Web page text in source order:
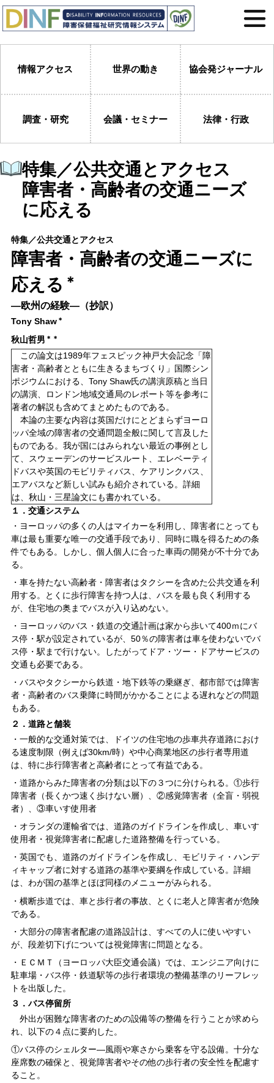
情報アクセス 世界の動き 協会発ジャーナル
調査・研究 会議・セミナー 法律・行政
特集／公共交通とアクセス
障害者・高齢者の交通ニーズ
に応える
特集／公共交通とアクセス
障害者・高齢者の交通ニーズに
応える ＊
―欧州の経験―（抄訳）
Tony Shaw＊
秋山哲男 ＊＊
この論文は1989年フェスピック神戸大会記念「障
害者・高齢者とともに生きるまちづくり」国際シン
ポジウムにおける、Tony Shaw氏の講演原稿と当日
の講演、ロンドン地域交通局のレポート等を参考に
著者の解説も含めてまとめたものである。
本論の主要な内容は英国だけにとどまらずヨーロ
ッパ全域の障害者の交通問題全般に関して言及した
ものである。我が国にはみられない最近の事例とし
て、スウェーデンのサービスルート、エレベーティ
ドバスや英国のモビリティバス、ケアリンクバス、
エアバスなど新しい試みも紹介されている。詳細
は、秋山・三星論文にも書かれている。
１．交通システム
・ヨーロッパの多くの人はマイカーを利用し、障害者にとっても
車は最も重要な唯一の交通手段であり、同時に職を得るための条
件でもある。しかし、個人個人に合った車両の開発が不十分であ
る。
・車を持たない高齢者・障害者はタクシーを含めた公共交通を利
用する。とくに歩行障害を持つ人は、バスを最も良く利用する
が、住宅地の奥までバスが入り込めない。
・ヨーロッパのバス・鉄道の交通計画は家から歩いて400ｍにバ
ス停・駅が設定されているが、50％の障害者は車を使わないでバ
ス停・駅まで行けない。したがってドア・ツー・ドアサービスの
交通も必要である。
・バスやタクシーから鉄道・地下鉄等の乗継ぎ、都市部では障害
者・高齢者のバス乗降に時間がかかることによる遅れなどの問題
もある。
２．道路と舗装
・一般的な交通対策では、ドイツの住宅地の歩車共存道路におけ
る速度制限（例えば30km/時）や中心商業地区の歩行者専用道
は、特に歩行障害者と高齢者にとって有益である。
・道路からみた障害者の分類は以下の３つに分けられる。①歩行
障害者（長くかつ速く歩けない層）、②感覚障害者（全盲・弱視
者）、③車いす使用者
・オランダの運輸省では、道路のガイドラインを作成し、車いす
使用者・視覚障害者に配慮した道路整備を行っている。
・英国でも、道路のガイドラインを作成し、モビリティ・ハンデ
ィキャップ者に対する道路の基準や要綱を作成している。詳細
は、わが国の基準とほぼ同様のメニューがみられる。
・横断歩道では、車と歩行者の事故、とくに老人と障害者が危険
である。
・大部分の障害者配慮の道路設計は、すべての人に使いやすい
が、段差切下げについては視覚障害に問題となる。
・ＥＣＭＴ（ヨーロッパ大臣交通会議）では、エンジニア向けに
駐車場・バス停・鉄道駅等の歩行者環境の整備基準のリーフレッ
トを出版した。
３．バス停留所
外出が困難な障害者のための設備等の整備を行うことが求めら
れ、以下の４点に要約した。
①バス停のシェルター―風雨や寒さから乗客を守る設備。十分な
座席数の確保と、視覚障害者やその他の歩行者の安全性を配慮す
ること。